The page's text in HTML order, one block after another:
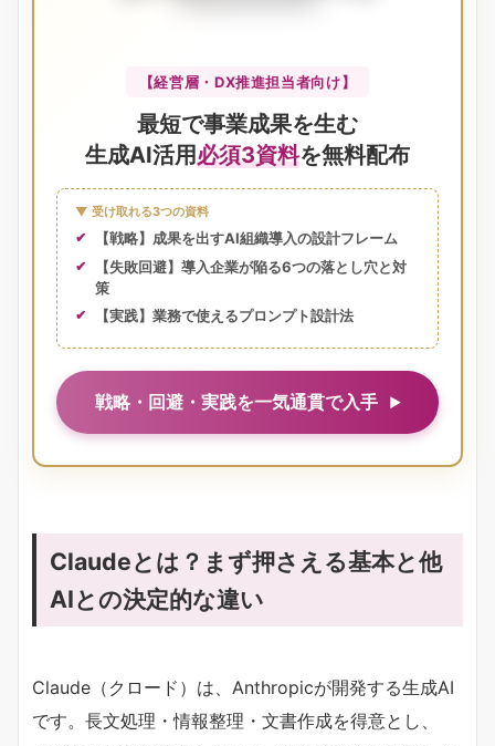
【経営層・DX推進担当者向け】
最短で事業成果を生む
生成AI活用必須3資料を無料配布
▼ 受け取れる3つの資料
【戦略】成果を出すAI組織導入の設計フレーム
【失敗回避】導入企業が陥る6つの落とし穴と対
策
【実践】業務で使えるプロンプト設計法
戦略・回避・実践を一気通貫で入手
Claudeとは？まず押さえる基本と他
AIとの決定的な違い
Claude（クロード）は、Anthropicが開発する生成AI
です。長文処理・情報整理・文書作成を得意とし、